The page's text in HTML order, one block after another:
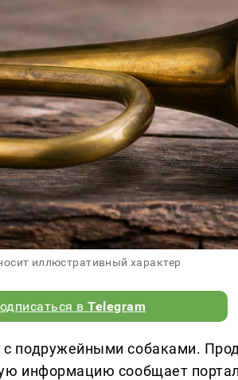
иллюстративный характер
вTelegram
подружейными собаками.
информацию сообщает портал